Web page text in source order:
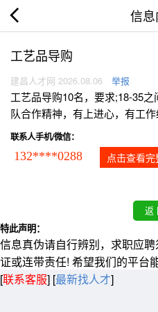
信
工艺品导购
建昌人才网 2026.08.06 举报
工艺品导购10名，要求;18-35
队合作精神，有上进心，有工作
联系人手机/微信：
132****0288 点击查看完
特此声明：
信息真伪请自行辨别，求职应
证或连带责任! 希望我们的平台
[联系客服] [最新找人才]